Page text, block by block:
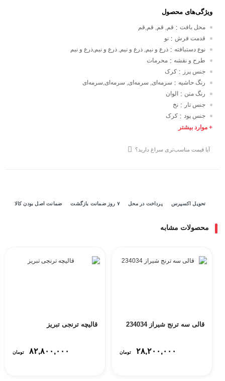
ویژگی‌های محصول
محل بافت : قم, قم, قم,قم
قدمت فرش : نو
نوع دستبافته : ذرع و نیم, ذرع و نیم, ذرع و نیم,ذرع و نیم
طرح و نقشه : محرمات
جنس پرز : کرک
رنگ حاشیه : سرمه‌ای, سرمه‌ای, سرمه‌ای,سرمه‌ای
رنگ متن :
الوان
جنس تار : نخ
جنس پود : کرک
+ موارد بیشتر
آیا قیمت مناسب‌تری سراغ دارید؟
تحویل اکسپرس پرداخت در محل ۷ روز ضمانت بازگشت ضمانت اصل بودن کالا
محصولات مشابه
قالی سه ترنج شیراز 234034
۲۸,۲۰۰,۰۰۰ تومان
قالیچه ترنجی تبریز
۸۲,۸۰۰,۰۰۰ تومان